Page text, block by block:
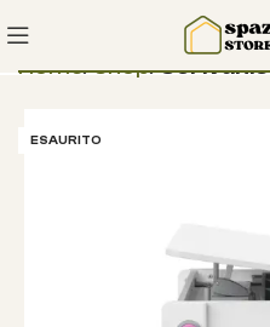
Home Shop Scrivanie
ESAURITO